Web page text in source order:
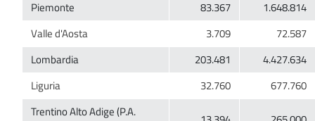
Trentino Alto Adige (P.A.